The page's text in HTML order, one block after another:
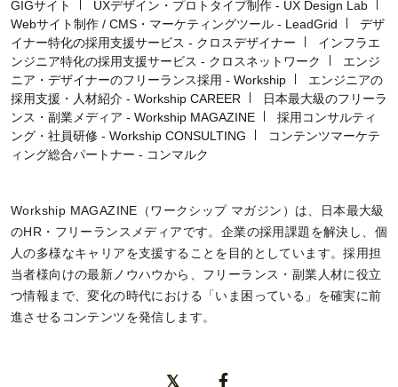
GIGサイト
UXデザイン・プロトタイプ制作 - UX Design Lab
Webサイト制作 / CMS・マーケティングツール - LeadGrid
デザ
イナー特化の採用支援サービス - クロスデザイナー
インフラエ
ンジニア特化の採用支援サービス - クロスネットワーク
エンジ
ニア・デザイナーのフリーランス採用 - Workship
エンジニアの
採用支援・人材紹介 - Workship CAREER
日本最大級のフリーラ
ンス・副業メディア - Workship MAGAZINE
採用コンサルティ
ング・社員研修 - Workship CONSULTING
コンテンツマーケテ
ィング総合パートナー - コンマルク
Workship MAGAZINE（ワークシップ マガジン）は、日本最大級
のHR・フリーランスメディアです。企業の採用課題を解決し、個
人の多様なキャリアを支援することを目的としています。採用担
当者様向けの最新ノウハウから、フリーランス・副業人材に役立
つ情報まで、変化の時代における「いま困っている」を確実に前
進させるコンテンツを発信します。